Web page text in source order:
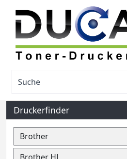
Druckerfinder